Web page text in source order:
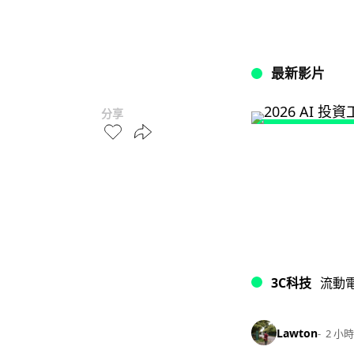
分享
最新影片
3C科技 流動
Lawton 2 小時